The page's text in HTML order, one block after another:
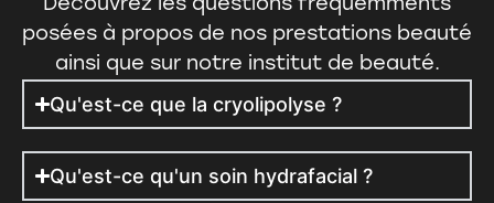
Découvrez les questions fréquemments
posées à propos de nos prestations beauté
ainsi que sur notre institut de beauté.
Qu'est-ce que la cryolipolyse ?
Qu'est-ce qu'un soin hydrafacial ?